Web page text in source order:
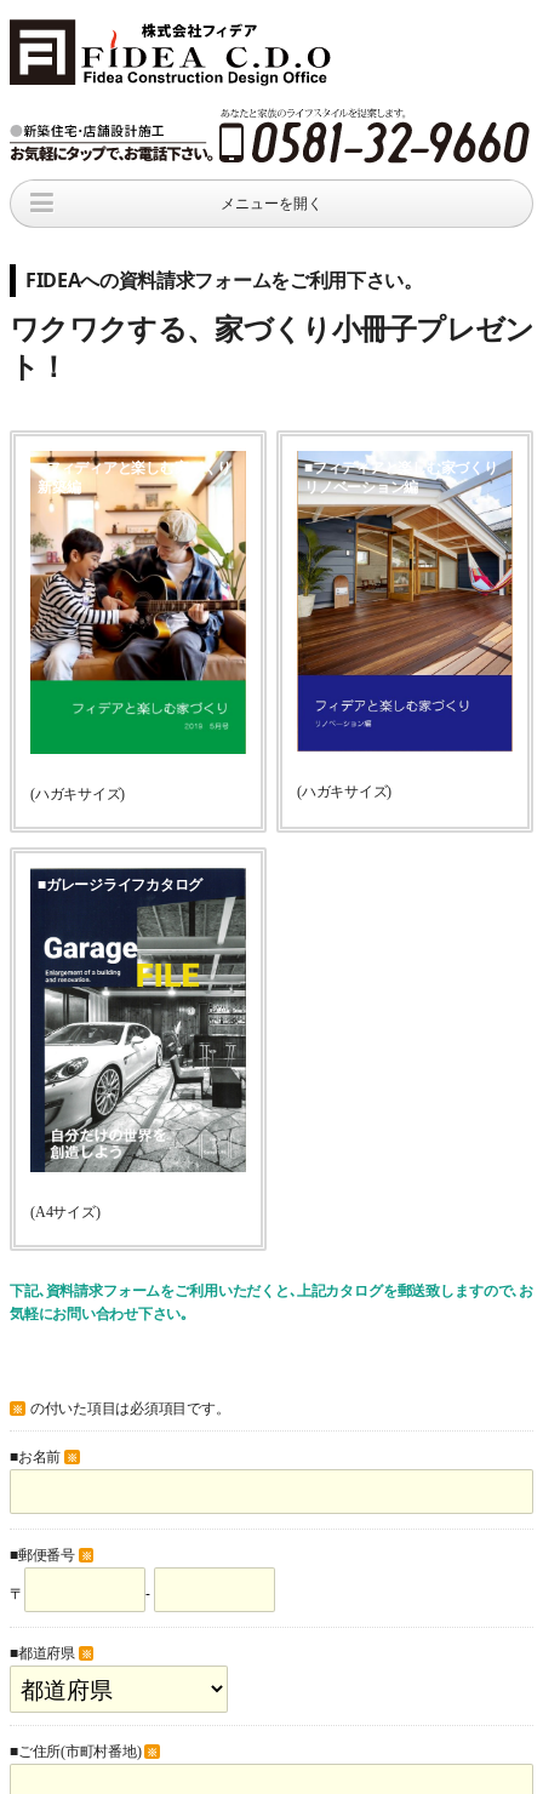
メニューを開く
新築住宅 施工事例
資料請求
request
住宅の間取り集 お問い合わせ
an inquiry
FIDEAへの資料請求フォームをご利用下さい。
ワクワクする、家づくり小冊子プレゼン
ト！
■フィディアと楽しむ家づくり
新築編
(ハガキサイズ)
■フィディアと楽しむ家づくり
リノベーション編
(ハガキサイズ)
■ガレージライフカタログ
(A4サイズ)
下記､資料請求フォームをご利用いただくと､上記カタログを郵送致しますので､お
気軽にお問い合わせ下さい｡
※ の付いた項目は必須項目です。
■お名前 ※
■郵便番号 ※
〒 -
■都道府県 ※
■ご住所(市町村番地) ※